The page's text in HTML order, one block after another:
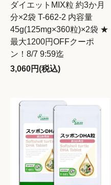
ダイエットMIX粒 約3か月
分×2袋 T-662-2 内容量
45g(125mg×360粒)×2袋 ★
最大1200円OFFクーポ
ン！8/7 9:59迄
3,060円(税込)